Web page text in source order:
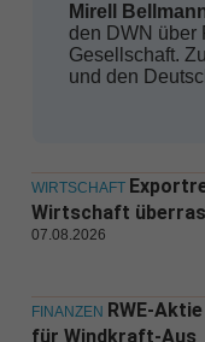
Mirell
den DWN über
Gesellschaft.
und den
WIRTSCHAFT
Wirtschaft
07.08.2026
FINANZEN RWE-
für Windkraft-Aus